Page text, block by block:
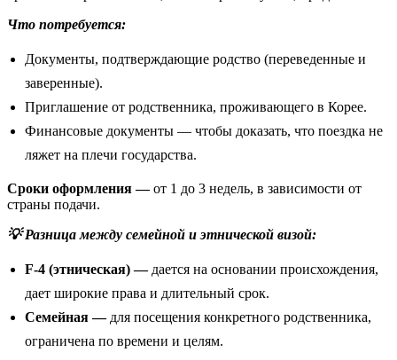
Что потребуется:
Документы, подтверждающие родство (переведенные и
заверенные).
Приглашение от родственника, проживающего в Корее.
Финансовые документы — чтобы доказать, что поездка не
ляжет на плечи государства.
Сроки оформления —от 1 до 3 недель, в зависимости от
страны подачи.
💡 Разница между семейной и этнической визой:
F-4 (этническая) —дается на основании происхождения,
дает широкие права и длительный срок.
Семейная —для посещения конкретного родственника,
ограничена по времени и целям.